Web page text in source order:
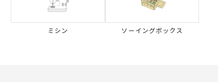
ミシン ソーイングボックス